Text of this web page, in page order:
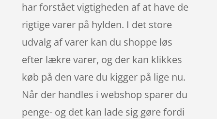
har forstået vigtigheden af at have de
rigtige varer på hylden. I det store
udvalg af varer kan du shoppe løs
efter lækre varer, og der kan klikkes
køb på den vare du kigger på lige nu.
Når der handles i webshop sparer du
penge- og det kan lade sig gøre fordi